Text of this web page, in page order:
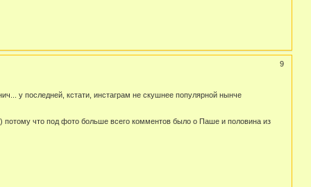
9
у последней, кстати, инстаграм не скушнее популярной нынче
) потому что под фото больше всего комментов было о Паше и половина из